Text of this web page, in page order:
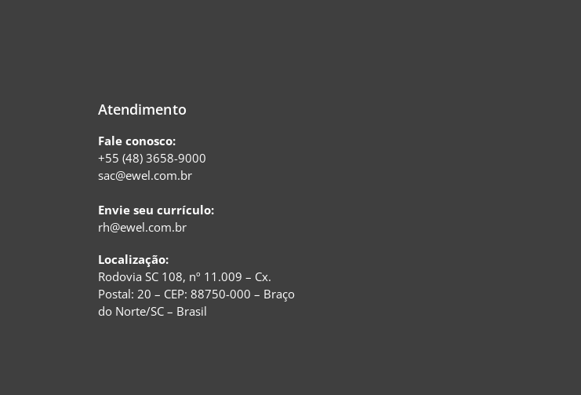
Atendimento
Fale conosco:
+55 (48) 3658-9000
sac@ewel.com.br
Envie seu currículo:
rh@ewel.com.br
Localização:
Rodovia SC 108, nº 11.009 – Cx.
Postal: 20 – CEP: 88750-000 – Braço
do Norte/SC – Brasil